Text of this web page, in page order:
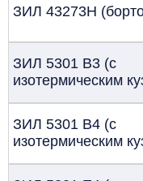
ЗИЛ 43273Н
ЗИЛ 5301 В3 (с
изотермическим
ЗИЛ 5301 В4 (с
изотермическим